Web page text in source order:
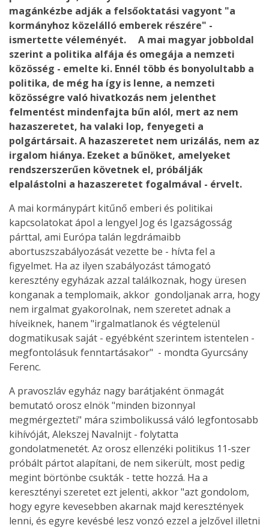
magánkézbe adják a felsőoktatási vagyont "a
kormányhoz közelálló emberek részére" -
ismertette véleményét. A mai magyar jobboldal
szerint a politika alfája és omegája a nemzeti
közösség - emelte ki. Ennél több és bonyolultabb a
politika, de még ha így is lenne, a nemzeti
közösségre való hivatkozás nem jelenthet
felmentést mindenfajta bűn alól, mert az nem
hazaszeretet, ha valaki lop, fenyegeti a
polgártársait. A hazaszeretet nem urizálás, nem az
irgalom hiánya. Ezeket a bűnöket, amelyeket
rendszerszerűen követnek el, próbálják
elpalástolni a hazaszeretet fogalmával - érvelt.
A mai kormánypárt kitűnő emberi és politikai
kapcsolatokat ápol a lengyel Jog és Igazságosság
párttal, ami Európa talán legdrámaibb
abortuszszabályozását vezette be - hívta fel a
figyelmet. Ha az ilyen szabályozást támogató
keresztény egyházak azzal találkoznak, hogy üresen
konganak a templomaik, akkor gondoljanak arra, hogy
nem irgalmat gyakorolnak, nem szeretet adnak a
híveiknek, hanem "irgalmatlanok és végtelenül
dogmatikusak saját - egyébként szerintem istentelen -
megfontolásuk fenntartásakor" - mondta Gyurcsány
Ferenc.
A pravoszláv egyház nagy barátjaként önmagát
bemutató orosz elnök "minden bizonnyal
megmérgezteti" mára szimbolikussá váló legfontosabb
kihívóját, Alekszej Navalnijt - folytatta
gondolatmenetét. Az orosz ellenzéki politikus 11-szer
próbált pártot alapítani, de nem sikerült, most pedig
megint börtönbe csukták - tette hozzá. Ha a
keresztényi szeretet ezt jelenti, akkor "azt gondolom,
hogy egyre kevesebben akarnak majd keresztények
lenni, és egyre kevésbé lesz vonzó ezzel a jelzővel illetni